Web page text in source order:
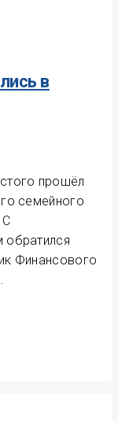
в
прошёл
семейного
С
обратился
Финансового